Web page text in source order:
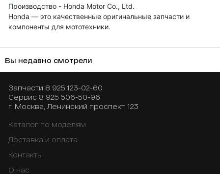
Производство - Honda Motor Co., Ltd.
Honda — это качественные оригинальные запчасти и
компоненты для мототехники.
Вы недавно смотрели
Запчасти 8 925 123-02-60
Сервис 8 925 506-50-96
г. Москва, Ленинский проспект, 123
Каталог по моделям
Доставка и оплата
Контакты
О нас